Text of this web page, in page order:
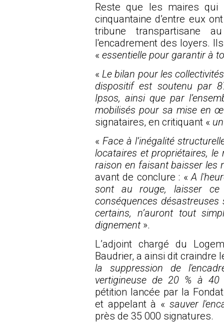
Reste que les maires qui
cinquantaine d’entre eux
tribune transpartisane
l'encadrement des loyers.
« essentielle pour garantir à
« Le bilan pour les
dispositif est soutenu par
Ipsos, ainsi que par
mobilisés pour sa mise en
signataires, en critiquant «
« Face à l’inégalité
locataires et propriétaires,
raison en faisant baisser les
avant de conclure : «A
sont au rouge, laisser ce
conséquences
certains, n’auront tout
dignement ».
L’adjoint chargé du
Baudrier, a ainsi dit craindre
la suppression de
vertigineuse de 20 % à
pétition lancée par la
et appelant à « sauver
près de 35 000 signatures.